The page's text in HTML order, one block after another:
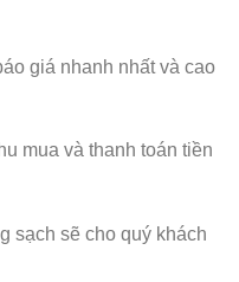
giá nhanh nhất và cao
mua và thanh toán tiền
sạch sẽ cho quý khách